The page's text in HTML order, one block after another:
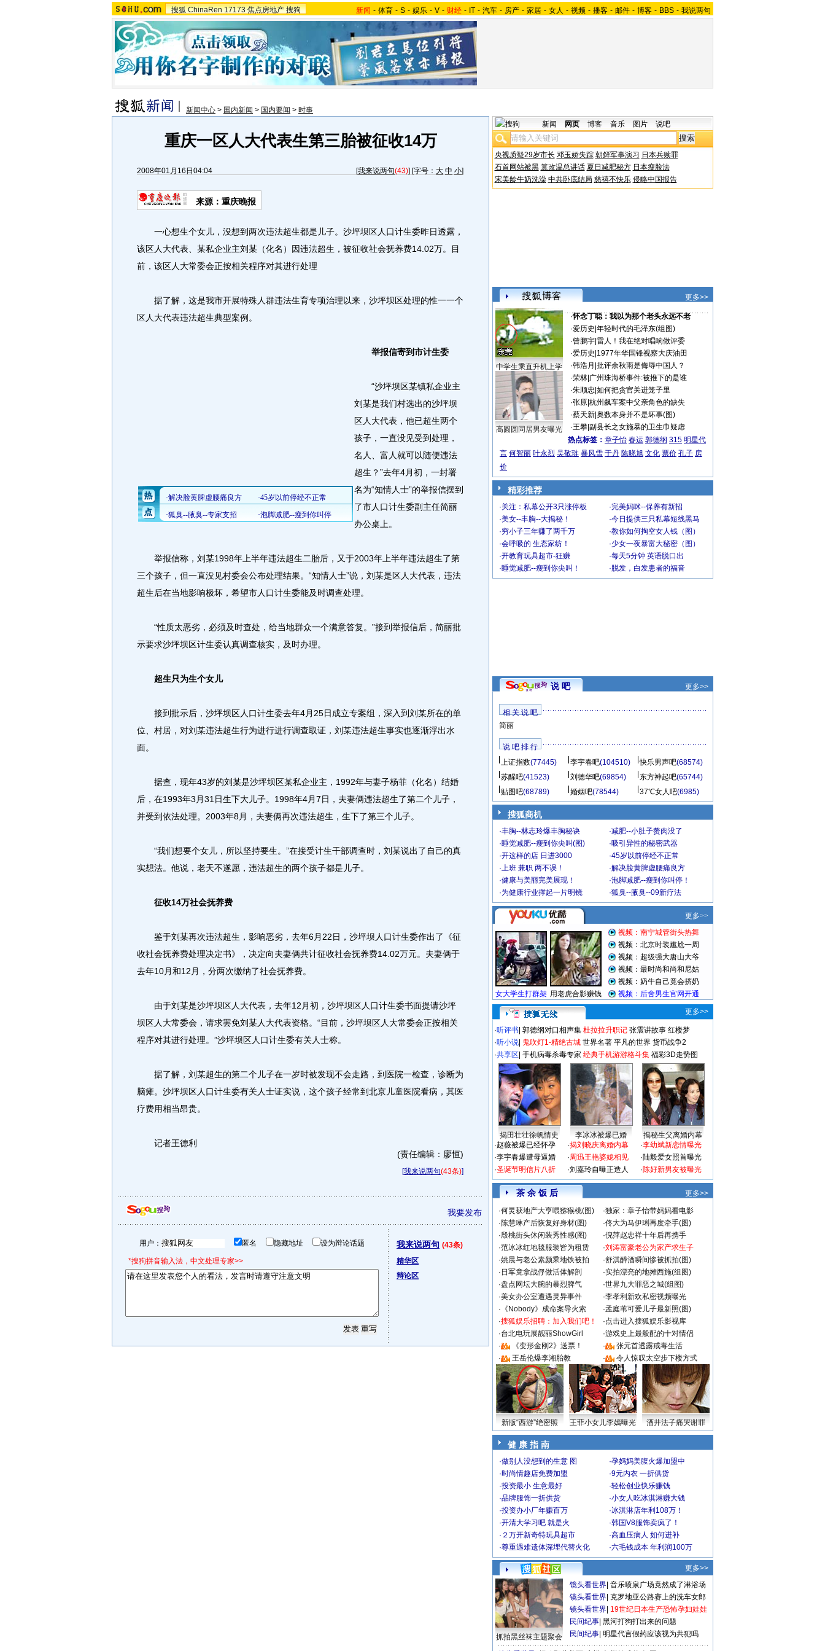
搜狐 ChinaRen 17173 焦点房地产 搜狗 新闻 - 体育 - S - 娱乐 - V - 财经 - IT - 汽车 - 房产 - 家居 - 女人 - 视频 - 播客 - 邮件 - 博客 - BBS - 我说两句
新闻中心 > 国内新闻 > 国内要闻 > 时事
重庆一区人大代表生第三胎被征收14万
2008年01月16日04:04 [我来说两句(43)] [字号： 大 中 小]
来源：重庆晚报
一心想生个女儿，没想到两次违法超生都是儿子。沙坪坝区人口计生委昨日透露，
该区人大代表、某私企业主刘某（化名）因违法超生，被征收社会抚养费14.02万。目
前，该区人大常委会正按相关程序对其进行处理
据了解，这是我市开展特殊人群违法生育专项治理以来，沙坪坝区处理的惟一一个
区人大代表违法超生典型案例。
举报信寄到市计生委
“沙坪坝区某镇私企业主
刘某是我们村选出的沙坪坝
区人大代表，他已超生两个
孩子，一直没见受到处理，
名人、富人就可以随便违法
超生？”去年4月初，一封署
名为“知情人士”的举报信摆到
了市人口计生委副主任简丽
办公桌上。
举报信称，刘某1998年上半年违法超生二胎后，又于2003年上半年违法超生了第
三个孩子，但一直没见村委会公布处理结果。“知情人士”说，刘某是区人大代表，违法
超生后在当地影响极坏，希望市人口计生委能及时调查处理。
“性质太恶劣，必须及时查处，给当地群众一个满意答复。”接到举报信后，简丽批
示要求沙坪坝区计生委认真调查核实，及时办理。
超生只为生个女儿
接到批示后，沙坪坝区人口计生委去年4月25日成立专案组，深入到刘某所在的单
位、村居，对刘某违法超生行为进行进行调查取证，刘某违法超生事实也逐渐浮出水
面。
据查，现年43岁的刘某是沙坪坝区某私企业主，1992年与妻子杨菲（化名）结婚
后，在1993年3月31日生下大儿子。1998年4月7日，夫妻俩违法超生了第二个儿子，
并受到依法处理。2003年8月，夫妻俩再次违法超生，生下了第三个儿子。
“我们想要个女儿，所以坚持要生。”在接受计生干部调查时，刘某说出了自己的真
实想法。他说，老天不遂愿，违法超生的两个孩子都是儿子。
征收14万社会抚养费
鉴于刘某再次违法超生，影响恶劣，去年6月22日，沙坪坝人口计生委作出了《征
收社会抚养费处理决定书》，决定向夫妻俩共计征收社会抚养费14.02万元。夫妻俩于
去年10月和12月，分两次缴纳了社会抚养费。
由于刘某是沙坪坝区人大代表，去年12月初，沙坪坝区人口计生委书面提请沙坪
坝区人大常委会，请求罢免刘某人大代表资格。“目前，沙坪坝区人大常委会正按相关
程序对其进行处理。”沙坪坝区人口计生委有关人士称。
据了解，刘某超生的第二个儿子在一岁时被发现不会走路，到医院一检查，诊断为
脑瘫。沙坪坝区人口计生委有关人士证实说，这个孩子经常到北京儿童医院看病，其医
疗费用相当昂贵。
记者王德利
(责任编辑：廖恒)
[我来说两句(43条)]
我要发布
用户： 匿名 隐藏地址 设为辩论话题
*搜狗拼音输入法，中文处理专家>>
我来说两句 (43条)
精华区
辩论区
新闻 网页 博客 音乐 图片 说吧
央视质疑29岁市长 邓玉娇失踪 朝鲜军事演习 日本兵赎罪
石首网站被黑 篡改温总讲话 夏日减肥秘方 日本瘦脸法
宋美龄牛奶洗澡 中共卧底结局 慈禧不快乐 侵略中国报告
更多>>
中学生乘直升机上学
高圆圆同居男友曝光
·怀念丁聪：我以为那个老头永远不老
·爱历史 年轻时代的毛泽东(组图)
·曾鹏宇| 雷人！我在绝对唱响做评委
·爱历史 1977年华国锋视察大庆油田
·韩浩月 批评余秋雨是侮辱中国人？
·荣林| 广州珠海桥事件:被推下的是谁
·朱顺忠 如何把贪官关进笼子里
·张原| 杭州飙车案中父亲角色的缺失
·蔡天新| 奥数本身并不是坏事(图)
·王攀| 副县长之女施暴的卫生巾疑虑
热点标签： 章子怡 春运 郭德纲 315 明星代
言 何智丽 叶永烈 吴敬琏 暴风雪 于丹 陈晓旭 文化 票价 孔子 房
价
精彩推荐
·关注：私幕公开3只涨停板 ·完美妈咪--保养有新招
·美女--丰胸--大揭秘！ ·今日提供三只私幕短线黑马
·穷小子三年赚了两千万 ·教你如何掏空女人钱（图）
·会呼吸的 生态家纺！ ·少女一夜暴富大秘密（图）
·开教育玩具超市-狂赚 ·每天5分钟 英语脱口出
·睡觉减肥--瘦到你尖叫！ · 脱发，白发患者的福音
说 吧 更多>>
相 关 说 吧
简丽
说 吧 排 行
上证指数(77445) 李宇春吧(104510) 快乐男声吧(68574)
苏醒吧(41523) 刘德华吧(69854) 东方神起吧(65744)
贴图吧(68789) 婚姻吧(78544) 37℃女人吧(6985)
搜狐商机
·丰胸--林志玲爆丰胸秘诀 ·减肥--小肚子赘肉没了
·睡觉减肥--瘦到你尖叫(图) ·吸引异性的秘密武器
·开这样的店 日进3000 ·45岁以前停经不正常
·上班 兼职 两不误！ ·解决脸黄脾虚腰痛良方
·健康与美丽完美展现！ ·泡脚减肥--瘦到你叫停！
·为健康行业撑起一片明镜 ·狐臭--腋臭--09新疗法
更多>>
·听评书 郭德纲对口相声集 杜拉拉升职记 张震讲故事 红楼梦
·听小说 鬼吹灯1-精绝古城 世界名著 平凡的世界 货币战争2
·共享区 手机病毒杀毒专家 经典手机游游格斗集 福彩3D走势图
揭田壮壮徐帆情史 李冰冰被爆已婚
揭秘生父离婚内幕
·赵薇被爆已经怀孕
·李宇春爆遭母逼婚
·圣诞节明信片八折
·揭刘晓庆离婚内幕
·周迅王艳婆媳相见
·刘嘉玲自曝正造人
·李幼斌新恋情曝光
·陆毅爱女照首曝光
·陈好新男友被曝光
茶 余 饭 后
更多>>
·何炅获地产大亨喂猕猴桃(图) ·独家：章子怡带妈妈看电影
·陈慧琳产后恢复好身材(图) ·佟大为马伊琍再度牵手(图)
·殷桃街头休闲装秀性感(图) ·倪萍赵忠祥十年后再携手
·范冰冰红地毯服装皆为租赁 ·刘涛富豪老公为家产求生子
·姚晨与老公素颜乘地铁被拍 ·舒淇醉酒瞬间惨被抓拍(图)
· 日军竟拿战俘做活体解剖 ·实拍漂亮的地摊西施(组图)
·盘点网坛大腕的暴烈脾气 ·世界九大罪恶之城(组图)
·美女办公室遭遇灵异事件 ·李孝利新欢私密视频曝光
· 《Nobody》成命案导火索 ·孟庭苇可爱儿子最新照(图)
·搜狐娱乐招聘：加入我们吧！ ·点击进入搜狐娱乐影视库
·台北电玩展靓丽ShowGirl ·游戏史上最般配的十对情侣
·
《变形金刚2》送票！ ·
张元首透露戒毒生活
·
王岳伦爆李湘胎教 · 令人惊叹太空步下楼方式
新版“西游”绝密照 王菲小女儿李嫣曝光 酒井法子痛哭谢罪
健 康 指 南
·做别人没想到的生意 图 ·孕妈妈美腹火爆加盟中
·时尚情趣店免费加盟 ·9元内衣 一折供货
·投资最小 生意最好 ·轻松创业快乐赚钱
·品牌服饰一折供货 ·小女人吃冰淇淋赚大钱
·投资办小厂年赚百万 ·冰淇淋店年利108万！
·开清大学习吧 就是火 ·韩国V8服饰卖疯了！
· ２万开新奇特玩具超市 ·高血压病人 如何进补
·尊重遇难遗体深埋代替火化 ·六毛钱成本 年利润100万
更多>>
抓拍黑丝袜主题聚会
镜头看世界 音乐喷泉广场竟然成了淋浴场
镜头看世界 克罗地亚公路赛上的洗车女郎
镜头看世界 19世纪日本生产恐怖孕妇娃娃
民间纪事 黑河打狗打出来的问题
民间纪事 明星代言假药应该视为共犯吗